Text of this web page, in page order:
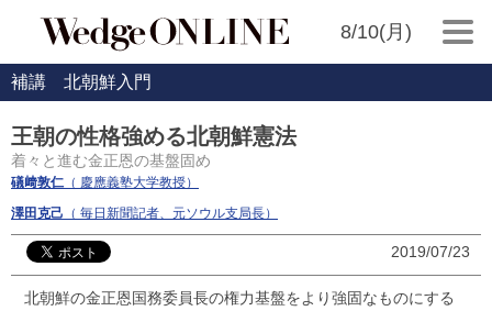
8/10(月)
補講 北朝鮮入門
王朝の性格強める北朝鮮憲法
着々と進む金正恩の基盤固め
礒﨑敦仁 （ 慶應義塾大学教授）
澤田克己 （ 毎日新聞記者、元ソウル支局長）
2019/07/23
北朝鮮の金正恩国務委員長の権力基盤をより強固なものにする